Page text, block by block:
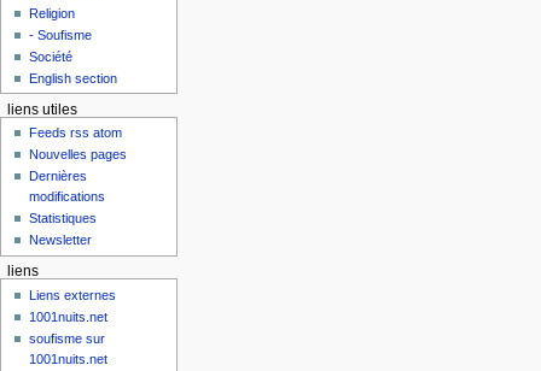
Religion
- Soufisme
Société
English section
liens utiles
Feeds rss atom
Nouvelles pages
Dernières
modifications
Statistiques
Newsletter
liens
Liens externes
1001nuits.net
soufisme sur
1001nuits.net